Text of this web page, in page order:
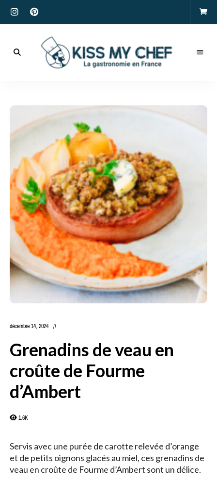
My
Chef
décembre 14, 2024
Grenadins de veau en
croûte de Fourme
d’Ambert
1.6K
Servis avec une purée de carotte relevée d’orange
et de petits oignons glacés au miel, ces grenadins de
veau en croûte de Fourme d’Ambert sont un délice.